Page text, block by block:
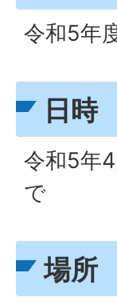
令和5年
日時
令和5年
で
場所